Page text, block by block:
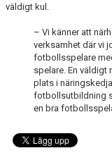
väldigt kul.
– ­Vi känner att
verksamhet där vi
fotbollsspelare
spelare. En väldigt
plats i
fotbollsutbildning
en bra